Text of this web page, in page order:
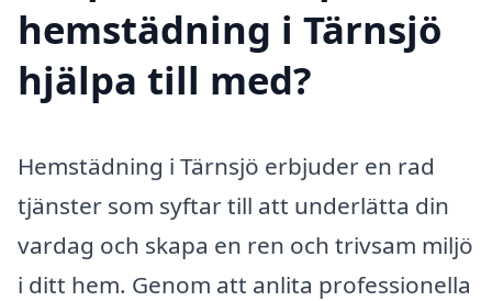
hemstädning i Tärnsjö
hjälpa till med?
Hemstädning i Tärnsjö erbjuder en rad
tjänster som syftar till att underlätta din
vardag och skapa en ren och trivsam miljö
i ditt hem. Genom att anlita professionella